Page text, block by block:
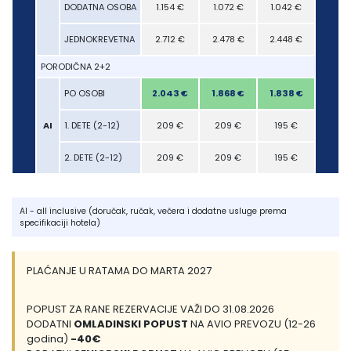
1.187 € 1.154 € 1.072 € 1.042 €
2.656 €
2805 € 2.805 € 2.712 € 2.478 € 2.448 €
2.006 € 2.113 € 2.043 € 1.868 € 1.838 €
209 € 209 € 209 € 209 € 195 €
209 € 209 € 209 € 209 € 195 €
DODATNA OSOBA
JEDNOKREVETNA
PORODIČNA 2+2
AI
PO OSOBI
1. DETE (2-12)
2. DETE (2-12)
AI - all inclusive (doručak, ručak, večera i dodatne usluge prema
specifikaciji hotela)
PLAĆANJE U RATAMA DO MARTA 2027
POPUST ZA RANE REZERVACIJE VAŽI DO 31.08.2026
DODATNI OMLADINSKI POPUST NA AVIO PREVOZU (12-26
godina) -40€